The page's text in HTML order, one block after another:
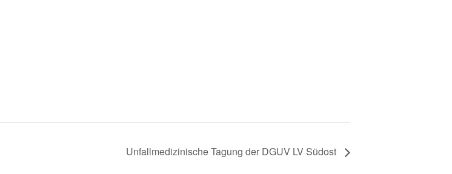
Unfallmedizinische Tagung der DGUV LV Südost